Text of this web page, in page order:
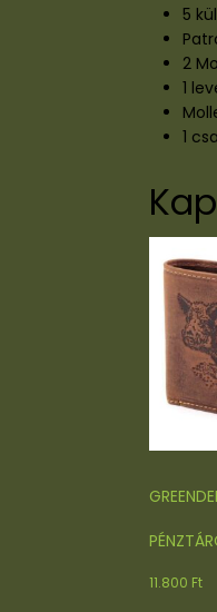
5
2
1
1
11.800 Ft